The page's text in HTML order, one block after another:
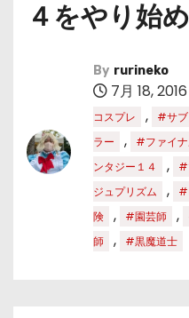
４をやり始
By rurineko
7月 18, 2016
コスプレ
, #サブ
ラー
, #ファイ
ンタジー１４
, #
ジュプリズム
, #
険
, #園芸師 ,
師
, #黒魔道士